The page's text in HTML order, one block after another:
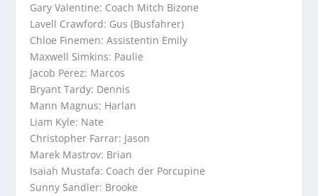
Gary Valentine: Coach Mitch Bizone
Lavell Crawford: Gus (Busfahrer)
Chloe Finemen: Assistentin Emily
Maxwell Simkins: Paulie
Jacob Perez: Marcos
Bryant Tardy: Dennis
Mann Magnus: Harlan
Liam Kyle: Nate
Christopher Farrar: Jason
Marek Mastrov: Brian
Isaiah Mustafa: Coach der Porcupine
Sunny Sandler: Brooke